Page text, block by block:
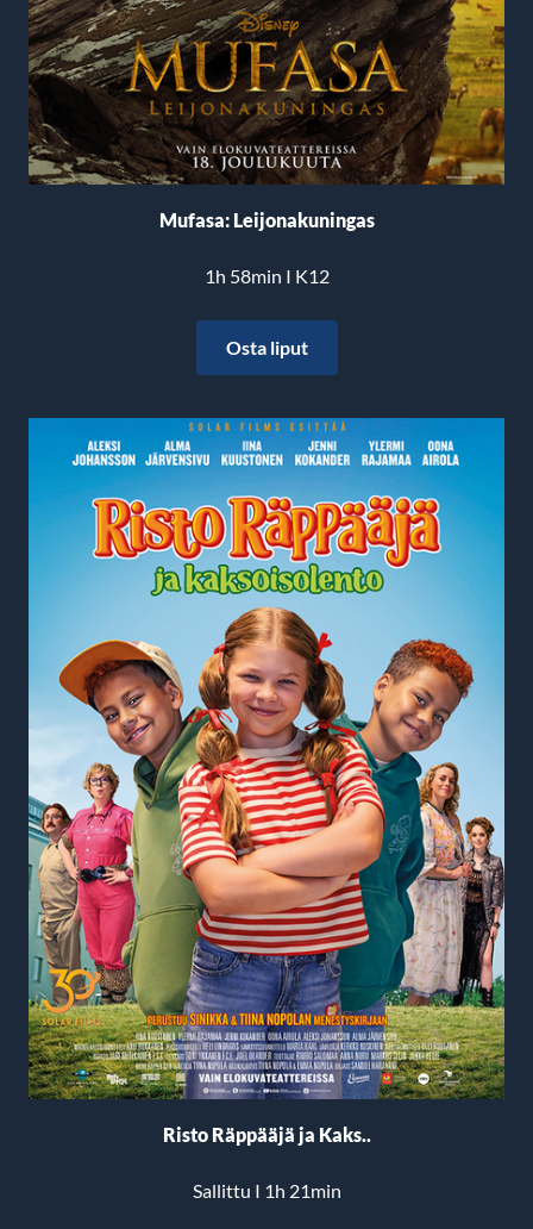
Mufasa: Leijonakuningas
1h 58min I K12
Osta liput
Risto Räppääjä ja Kaks..
Sallittu I 1h 21min